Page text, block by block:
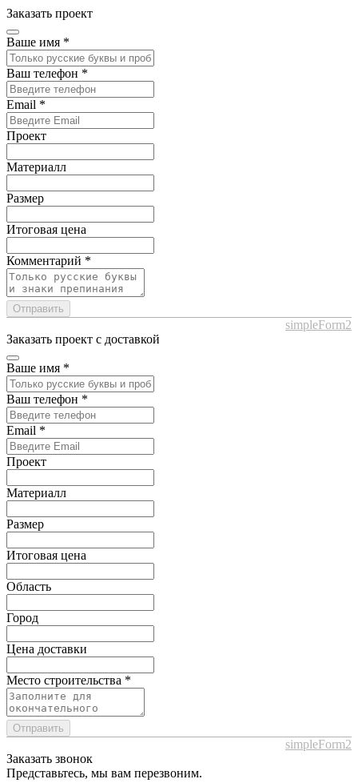
Заказать проект
Ваше имя *
Ваш телефон *
Email *
Проект
Материалл
Размер
Итоговая цена
Комментарий *
Отправить
simpleForm2
Заказать проект с доставкой
Ваше имя *
Ваш телефон *
Email *
Проект
Материалл
Размер
Итоговая цена
Область
Город
Цена доставки
Место строительства *
Отправить
simpleForm2
Заказать звонок
Представьтесь, мы вам перезвоним.